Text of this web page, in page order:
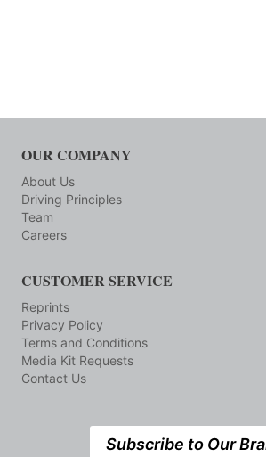
OUR COMPANY
About Us
Driving Principles
Team
Careers
CUSTOMER SERVICE
Reprints
Privacy Policy
Terms and Conditions
Media Kit Requests
Contact Us
Subscribe to Our